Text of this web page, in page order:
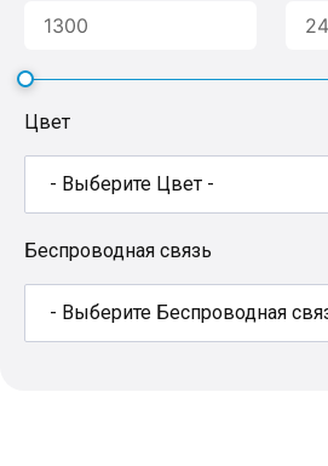
Цвет
- Выберите Цвет -
Беспроводная связь
- Выберите Беспроводная